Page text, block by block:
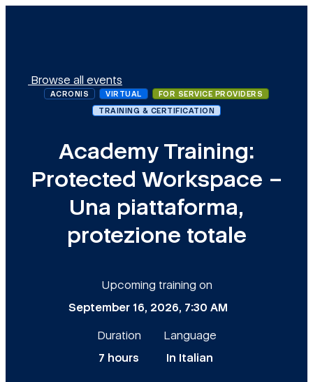
Browse all events
ACRONIS VIRTUAL
FOR SERVICE PROVIDERS
TRAINING & CERTIFICATION
Academy Training:
Protected Workspace –
Una piattaforma,
protezione totale
Upcoming training on
September 16, 2026, 7:30 AM
Duration
7 hours
Language
In Italian